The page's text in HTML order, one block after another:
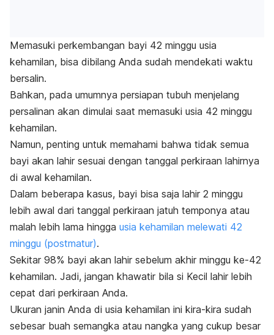
Memasuki perkembangan bayi 42 minggu usia
kehamilan, bisa dibilang Anda sudah mendekati waktu
bersalin.
Bahkan, pada umumnya persiapan tubuh menjelang
persalinan akan dimulai saat memasuki usia 42 minggu
kehamilan.
Namun, penting untuk memahami bahwa tidak semua
bayi akan lahir sesuai dengan tanggal perkiraan lahirnya
di awal kehamilan.
Dalam beberapa kasus, bayi bisa saja lahir 2 minggu
lebih awal dari tanggal perkiraan jatuh temponya atau
malah lebih lama hingga usia kehamilan melewati 42
minggu (postmatur).
Sekitar 98% bayi akan lahir sebelum akhir minggu ke-42
kehamilan. Jadi, jangan khawatir bila si Kecil lahir lebih
cepat dari perkiraan Anda.
Ukuran janin Anda di usia kehamilan ini kira-kira sudah
sebesar buah semangka atau nangka yang cukup besar